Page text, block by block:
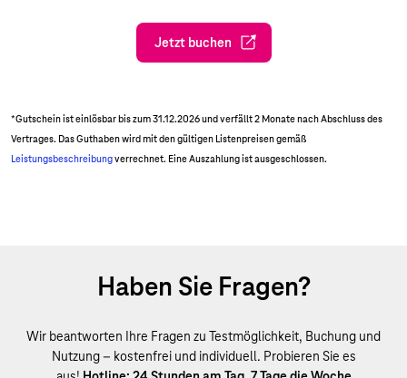
Jetzt buchen
*Gutschein ist einlösbar bis zum 31.12.2026 und verfällt 2 Monate nach Abschluss des
Vertrages. Das Guthaben wird mit den gültigen Listenpreisen gemäß
Leistungsbeschreibungverrechnet. Eine Auszahlung ist ausgeschlossen.
Haben Sie Fragen?
Wir beantworten Ihre Fragen zu Testmöglichkeit, Buchung und
Nutzung – kostenfrei und individuell. Probieren Sie es